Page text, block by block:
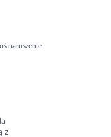
naruszenie
z